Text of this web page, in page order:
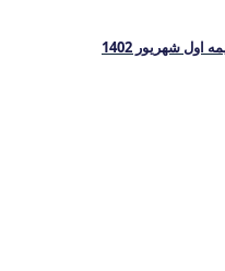
شهریور 1402